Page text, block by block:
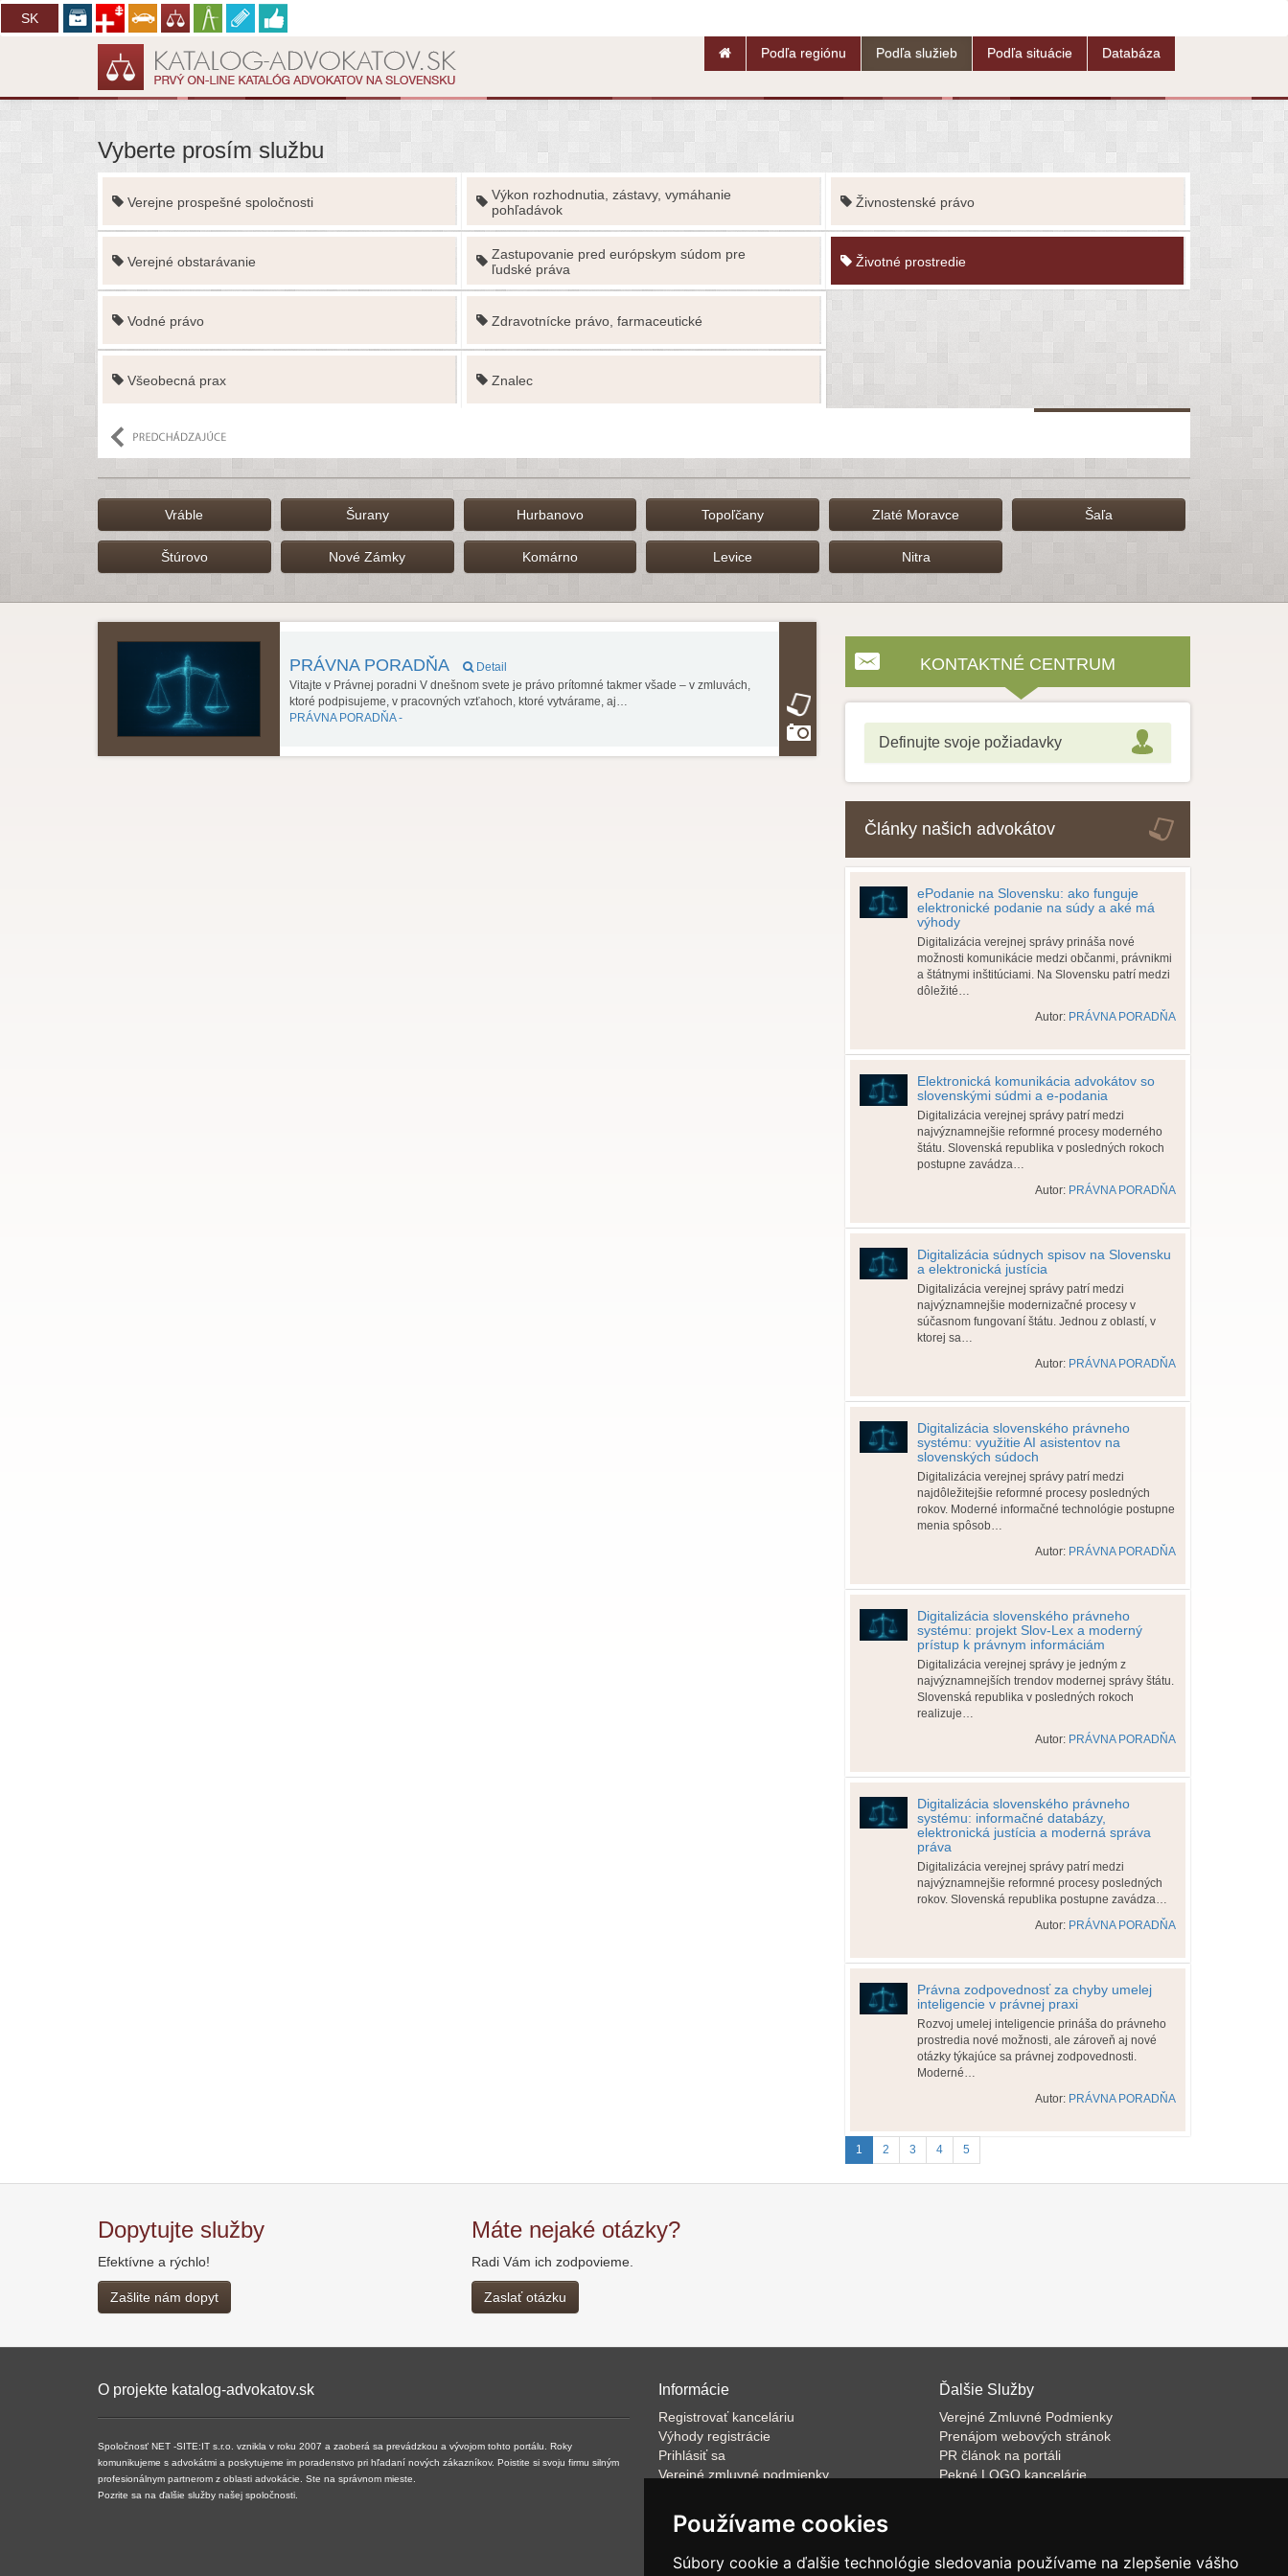
Používame cookies
Súbory cookie a ďalšie technológie sledovania používame na zlepšenie vášho
SK
CZ
Podľa regiónu Podľa služieb Podľa situácie Databáza
Vyberte prosím službu
Verejne prospešné spoločnosti
Verejné obstarávanie
Vodné právo
Všeobecná prax
Výkon rozhodnutia, zástavy, vymáhanie
pohľadávok
Zastupovanie pred európskym súdom pre
ľudské práva
Zdravotnícke právo, farmaceutické
Znalec
Živnostenské právo
Životné prostredie
Vráble Šurany Hurbanovo Topoľčany Zlaté Moravce Šaľa
Štúrovo Nové Zámky Komárno Levice Nitra
PRÁVNA PORADŇA
Detail
Vitajte v Právnej poradni V dnešnom svete je právo prítomné takmer všade – v zmluvách,
ktoré podpisujeme, v pracovných vzťahoch, ktoré vytvárame, aj…
PRÁVNA PORADŇA -
KONTAKTNÉ CENTRUM
Definujte svoje požiadavky
Články našich advokátov
ePodanie na Slovensku: ako funguje
elektronické podanie na súdy a aké má
výhody
Digitalizácia verejnej správy prináša nové
možnosti komunikácie medzi občanmi, právnikmi
a štátnymi inštitúciami. Na Slovensku patrí medzi
dôležité…
Autor: PRÁVNA PORADŇA
Elektronická komunikácia advokátov so
slovenskými súdmi a e-podania
Digitalizácia verejnej správy patrí medzi
najvýznamnejšie reformné procesy moderného
štátu. Slovenská republika v posledných rokoch
postupne zavádza…
Autor: PRÁVNA PORADŇA
Digitalizácia súdnych spisov na Slovensku
a elektronická justícia
Digitalizácia verejnej správy patrí medzi
najvýznamnejšie modernizačné procesy v
súčasnom fungovaní štátu. Jednou z oblastí, v
ktorej sa…
Autor: PRÁVNA PORADŇA
Digitalizácia slovenského právneho
systému: využitie AI asistentov na
slovenských súdoch
Digitalizácia verejnej správy patrí medzi
najdôležitejšie reformné procesy posledných
rokov. Moderné informačné technológie postupne
menia spôsob…
Autor: PRÁVNA PORADŇA
Digitalizácia slovenského právneho
systému: projekt Slov-Lex a moderný
prístup k právnym informáciám
Digitalizácia verejnej správy je jedným z
najvýznamnejších trendov modernej správy štátu.
Slovenská republika v posledných rokoch
realizuje…
Autor: PRÁVNA PORADŇA
Digitalizácia slovenského právneho
systému: informačné databázy,
elektronická justícia a moderná správa
práva
Digitalizácia verejnej správy patrí medzi
najvýznamnejšie reformné procesy posledných
rokov. Slovenská republika postupne zavádza…
Autor: PRÁVNA PORADŇA
Právna zodpovednosť za chyby umelej
inteligencie v právnej praxi
Rozvoj umelej inteligencie prináša do právneho
prostredia nové možnosti, ale zároveň aj nové
otázky týkajúce sa právnej zodpovednosti.
Moderné…
Autor: PRÁVNA PORADŇA
1 2 3 4 5
Dopytujte služby
Efektívne a rýchlo!
Zašlite nám dopyt
Máte nejaké otázky?
Radi Vám ich zodpovieme.
Zaslať otázku
O projekte katalog-advokatov.sk
Spoločnosť NET -SITE:IT s.r.o. vznikla v roku 2007 a ​​zaoberá sa prevádzkou a vývojom tohto portálu. Roky
komunikujeme s advokátmi a poskytujeme im poradenstvo pri hľadaní nových zákazníkov. Poistite si svoju firmu silným
profesionálnym partnerom z oblasti advokácie. Ste na správnom mieste.
Pozrite sa na ďalšie služby našej spoločnosti.
Informácie
Registrovať kanceláriu
Výhody registrácie
Prihlásiť sa
Verejné zmluvné podmienky
VOP
FAQ
Rýchle vyhľadávanie
Ďalšie Služby
Verejné Zmluvné Podmienky
Prenájom webových stránok
PR článok na portáli
Pekné LOGO kancelárie